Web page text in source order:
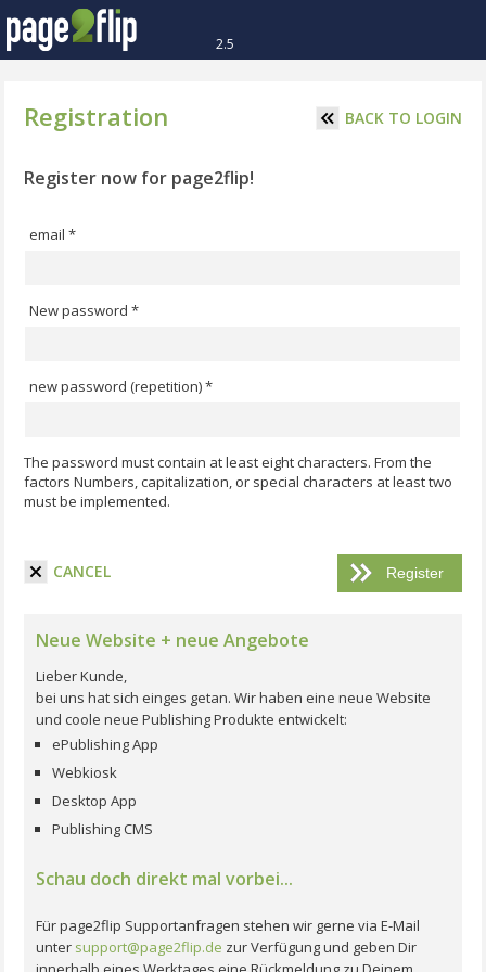
2.5
Registration BACK TO LOGIN
Register now for page2flip!
email *
New password *
new password (repetition) *
The password must contain at least eight characters. From the
factors Numbers, capitalization, or special characters at least two
must be implemented.
CANCEL
Neue Website + neue Angebote
Lieber Kunde,
bei uns hat sich einges getan. Wir haben eine neue Website
und coole neue Publishing Produkte entwickelt:
ePublishing App
Webkiosk
Desktop App
Publishing CMS
Schau doch direkt mal vorbei...
Für page2flip Supportanfragen stehen wir gerne via E-Mail
unter support@page2flip.de zur Verfügung und geben Dir